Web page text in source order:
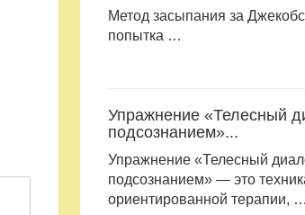
Метод засыпания за
попытка …
Упражнение «Телесный
подсознанием»...
Упражнение «Телесный
подсознанием» — это
ориентированной терапии, …